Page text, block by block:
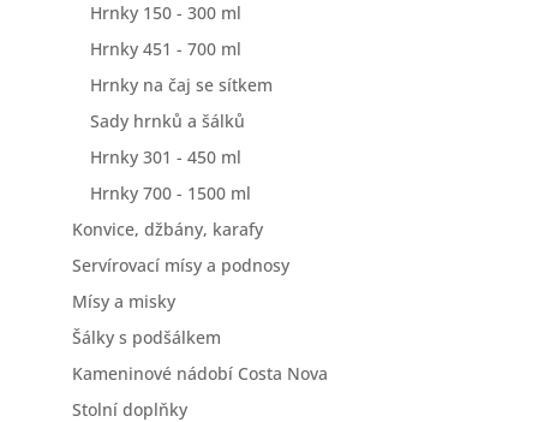
Hrnky 150 - 300 ml
Hrnky 451 - 700 ml
Hrnky na čaj se sítkem
Sady hrnků a šálků
Hrnky 301 - 450 ml
Hrnky 700 - 1500 ml
Konvice, džbány, karafy
Servírovací mísy a podnosy
Mísy a misky
Šálky s podšálkem
Kameninové nádobí Costa Nova
Stolní doplňky